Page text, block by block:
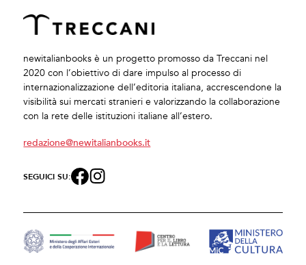
newitalianbooks è un progetto promosso da Treccani nel
2020 con l’obiettivo di dare impulso al processo di
internazionalizzazione dell’editoria italiana, accrescendone la
visibilità sui mercati stranieri e valorizzando la collaborazione
con la rete delle istituzioni italiane all’estero.
redazione@newitalianbooks.it
SEGUICI SU: